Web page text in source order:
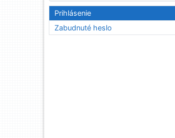
Prihlásenie
Zabudnuté heslo